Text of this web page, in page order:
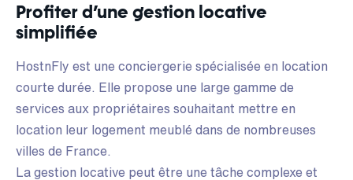
Profiter d’une gestion locative
simplifiée
HostnFly est une conciergerie spécialisée en location
courte durée. Elle propose une large gamme de
services aux propriétaires souhaitant mettre en
location leur logement meublé dans de nombreuses
villes de France.
La gestion locative peut être une tâche complexe et